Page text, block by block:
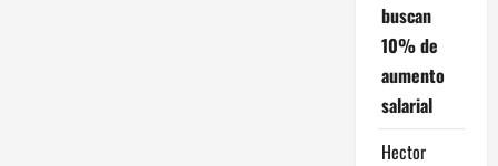
buscan
10% de
aumento
salarial
Hector